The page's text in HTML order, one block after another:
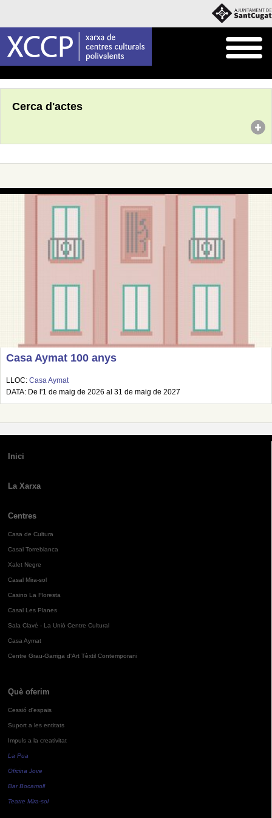
Cerca d'actes
Casa Aymat 100 anys
LLOC: Casa Aymat
DATA: De l'1 de maig de 2026 al 31 de maig de 2027
Inici
La Xarxa
Centres
Casa de Cultura
Casal Torreblanca
Xalet Negre
Casal Mira-sol
Casino La Floresta
Casal Les Planes
Sala Clavé - La Unió Centre Cultural
Casa Aymat
Centre Grau-Garriga d'Art Tèxtil Contemporani
Què oferim
Cessió d'espais
Suport a les entitats
Impuls a la creativitat
La Pua
Oficina Jove
Bar Bocamoll
Teatre Mira-sol